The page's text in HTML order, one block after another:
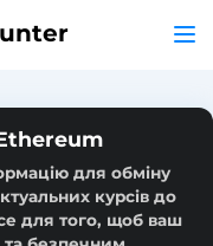
для обміну
курсів до
для того, щоб ваш